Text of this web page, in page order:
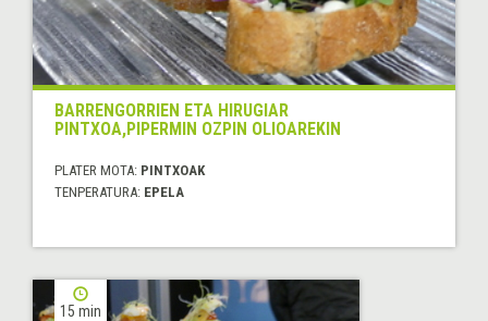
BARRENGORRIEN ETA HIRUGIAR
PINTXOA,PIPERMIN OZPIN OLIOAREKIN
PLATER MOTA: PINTXOAK
TENPERATURA: EPELA
15 min